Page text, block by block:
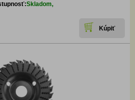
Skladom,